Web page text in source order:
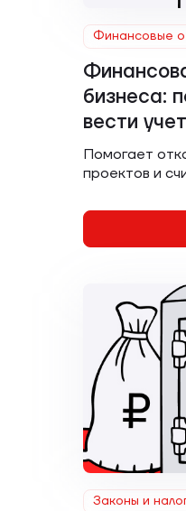
Финансовые
бизнеса:
вести
Помогает
проектов и
Законы и